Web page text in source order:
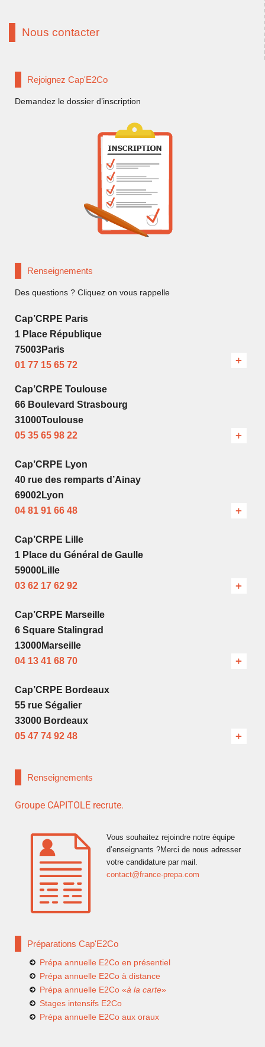
Nous contacter
Rejoignez Cap'E2Co
Demandez le dossier d’inscription
Renseignements
Des questions ? Cliquez on vous rappelle
Cap’CRPE Paris
1 Place République
75003Paris
01 77 15 65 72
Cap’CRPE Toulouse
66 Boulevard Strasbourg
31000Toulouse
05 35 65 98 22
Cap’CRPE Lyon
40 rue des remparts d’Ainay
69002Lyon
04 81 91 66 48
Cap’CRPE Lille
1 Place du Général de Gaulle
59000Lille
03 62 17 62 92
Cap’CRPE Marseille
6 Square Stalingrad
13000Marseille
04 13 41 68 70
Cap’CRPE Bordeaux
55 rue Ségalier
33000 Bordeaux
05 47 74 92 48
Renseignements
Groupe CAPITOLE recrute.
Vous souhaitez rejoindre notre équipe
d’enseignants ?Merci de nous adresser
votre candidature par mail.
contact@france-prepa.com
Préparations Cap'E2Co
Prépa annuelle E2Co en présentiel
Prépa annuelle E2Co à distance
Prépa annuelle E2Co «à la carte»
Stages intensifs E2Co
Prépa annuelle E2Co aux oraux